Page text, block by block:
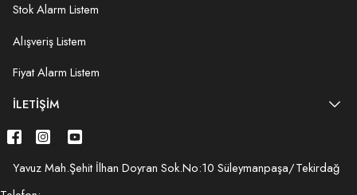
Stok Alarm Listem
Alışveriş Listem
Fiyat Alarm Listem
İLETIŞIM
Yavuz Mah.Şehit İlhan Doyran Sok.No:10 Süleymanpaşa/Tekirdağ